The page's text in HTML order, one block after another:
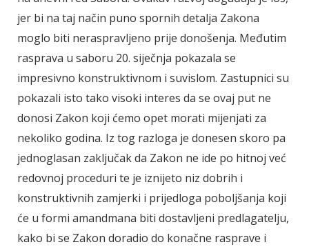
jer bi na taj način puno spornih detalja Zakona
moglo biti neraspravljeno prije donošenja. Međutim
rasprava u saboru 20. siječnja pokazala se
impresivno konstruktivnom i suvislom. Zastupnici su
pokazali isto tako visoki interes da se ovaj put ne
donosi Zakon koji ćemo opet morati mijenjati za
nekoliko godina. Iz tog razloga je donesen skoro pa
jednoglasan zaključak da Zakon ne ide po hitnoj već
redovnoj proceduri te je iznijeto niz dobrih i
konstruktivnih zamjerki i prijedloga poboljšanja koji
će u formi amandmana biti dostavljeni predlagatelju,
kako bi se Zakon doradio do konačne rasprave i